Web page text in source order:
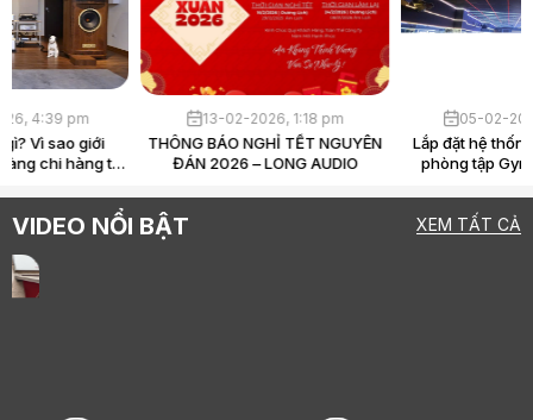
30-03-2026, 4:39 pm
Loa Hi-End là gì? Vì sao giới
audiophile sẵn sàng chi hàng tỷ
13-02-2026, 1:18 pm
THÔNG BÁO NGHỈ TẾT NGUYÊN
ĐÁN 2026 – LONG AUDIO
VIDEO NỔI BẬT XEM TẤT CẢ